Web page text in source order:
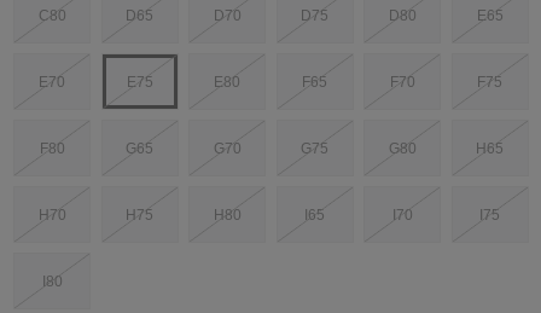
C80 D65 D70 D75 D80 E65
E70 E75 E80 F65 F70 F75
F80 G65 G70 G75 G80 H65
H70 H75 H80 I65 I70 I75
I80